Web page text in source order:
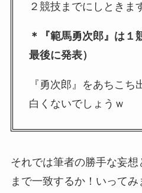
２競技までにしときま
＊『範馬勇次郎』は１
最後に発表）
『勇次郎』をあちこち
白くないでしょうｗ
それでは筆者の勝手な妄
まで一致するか！いってみ